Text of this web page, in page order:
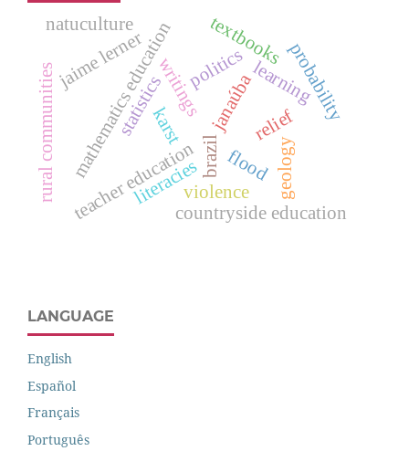
geology
janaúba
karst
flood
relief
writings
countryside education
learning
literacies
statistics probability
textbooks
mathematics education
teacher education
jaime lerner politics
natuculture
brazil
rural communities violence
LANGUAGE
English
Español
Français
Português